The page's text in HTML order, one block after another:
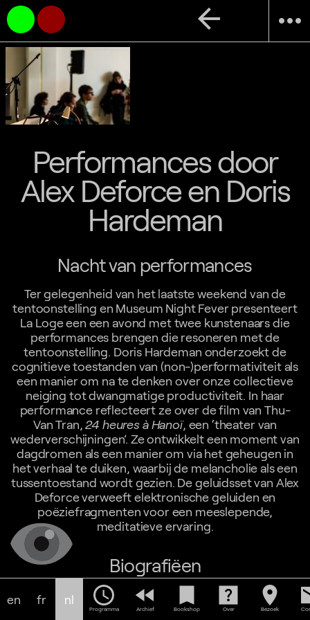
more_horiz
arrow_back
Performances door
Alex Deforce en Doris
Hardeman
Nacht van performances
Ter gelegenheid van het laatste weekend van de
tentoonstelling en Museum Night Fever presenteert
La Loge een een avond met twee kunstenaars die
performances brengen die resoneren met de
tentoonstelling. Doris Hardeman onderzoekt de
cognitieve toestanden van (non-)performativiteit als
een manier om na te denken over onze collectieve
neiging tot dwangmatige productiviteit. In haar
performance reflecteert ze over de film van Thu-
Van Tran,24 heures à Hanoï, een ‘theater van
wederverschijningen’. Ze ontwikkelt een moment van
dagdromen als een manier om via het geheugen in
het verhaal te duiken, waarbij de melancholie als een
tussentoestand wordt gezien. De geluidsset van Alex
Deforce verweeft elektronische geluiden en
poëziefragmenten voor een meeslepende,
meditatieve ervaring.
Biografiëen
Doris Hardeman (1993) woont en werkt in Brussel &
Genève. Door haar grote aandacht voor de brede
en fr nl schedule
Programma
fast_rewind
Archief
bookmark
Bookshop
help_center
Over
location_on
Bezoek